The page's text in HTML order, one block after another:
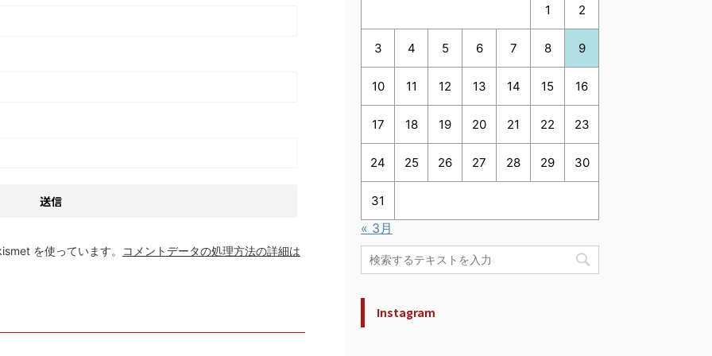
を使っています。 コメントデータの処理方法の詳細は
1 2
3 4 5 6 7 8 9
10 11 12 13 14 15 16
17 18 19 20 21 22 23
24 25 26 27 28 29 30
31
« 3月
Instagram